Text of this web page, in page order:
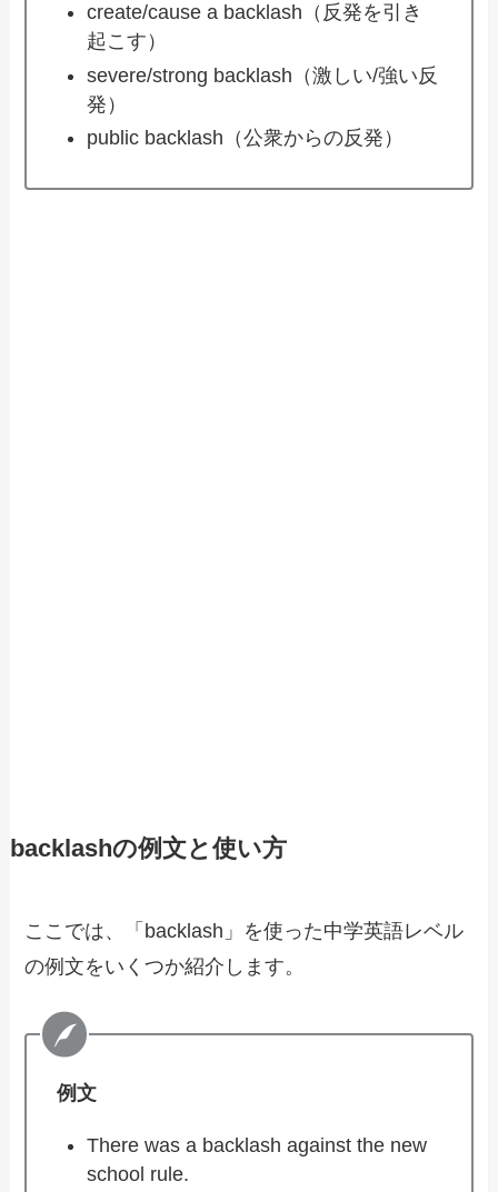
create/cause a backlash（反発を引き
起こす）
severe/strong backlash（激しい/強い反
発）
public backlash（公衆からの反発）
backlashの例文と使い方
ここでは、「backlash」を使った中学英語レベル
の例文をいくつか紹介します。
例文
There was a backlash against the new
school rule.